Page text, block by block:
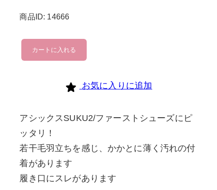
商品ID: 14666
asics
個
カートに入れる
お気に入りに追加
アシックスSUKU2/ファーストシューズにピ
ッタリ！
若干毛羽立ちを感じ、かかとに薄く汚れの付
着があります
履き口にスレがあります